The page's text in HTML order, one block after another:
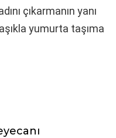
çıkarmanın yanı
yumurta taşıma